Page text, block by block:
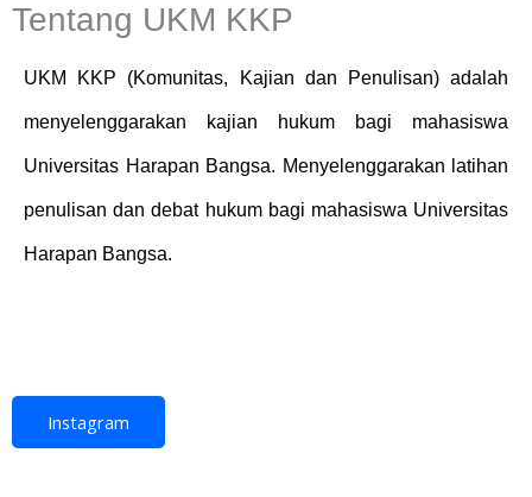
Tentang UKM KKP
UKM KKP (Komunitas, Kajian dan Penulisan) adalah
menyelenggarakan kajian hukum bagi mahasiswa
Universitas Harapan Bangsa. Menyelenggarakan latihan
penulisan dan debat hukum bagi mahasiswa Universitas
Harapan Bangsa.
Instagram